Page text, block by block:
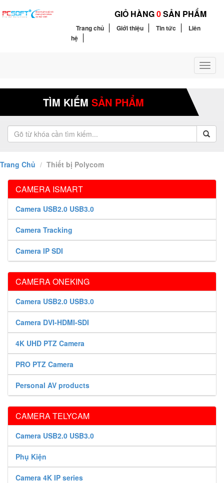
GIỎ HÀNG0SẢN PHẨM
Trang chủ Giới thiệu Tin tức
Liên
hệ
TÌM KIẾM SẢN PHẨM
Trang Chủ Thiết bị Polycom
CAMERA ISMART
Camera USB2.0 USB3.0
Camera Tracking
Camera IP SDI
CAMERA ONEKING
Camera USB2.0 USB3.0
Camera DVI-HDMI-SDI
4K UHD PTZ Camera
PRO PTZ Camera
Personal AV products
CAMERA TELYCAM
Camera USB2.0 USB3.0
Phụ Kiện
Camera 4K IP series